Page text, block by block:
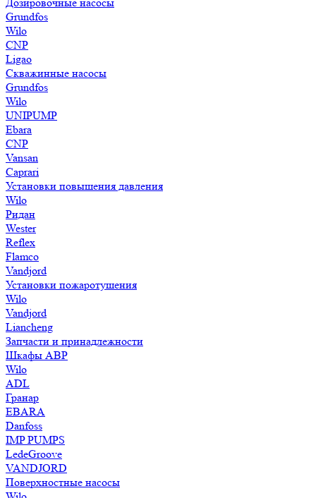
Grundfos
Wilo
CNP
Ligao
Скважинные насосы
Grundfos
Wilo
UNIPUMP
Ebara
CNP
Vansan
Caprari
Установки повышения давления
Wilo
Ридан
Wester
Reflex
Flamco
Vandjord
Установки пожаротушения
Wilo
Vandjord
Liancheng
Запчасти и принадлежности
Шкафы АВР
Wilo
ADL
Гранар
EBARA
Danfoss
IMP PUMPS
LedeGroove
VANDJORD
Поверхностные насосы